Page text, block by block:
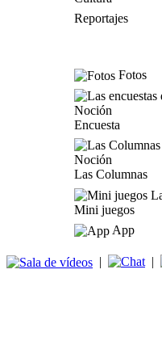
Reportajes
Fotos
Encuesta
Las Columnas
Mini juegos
App
| |